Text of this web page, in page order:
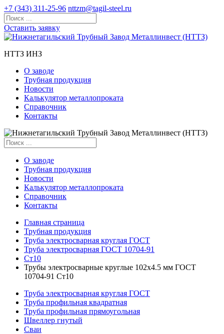
+7 (343) 311-25-96 nttzm@tagil-steel.ru
Оставить заявку
НТТЗ ИНЗ
О заводе
Трубная продукция
Новости
Калькулятор металлопроката
Справочник
Контакты
О заводе
Трубная продукция
Новости
Калькулятор металлопроката
Справочник
Контакты
Главная страница
Трубная продукция
Труба электросварная круглая ГОСТ
Труба электросварная ГОСТ 10704-91
Ст10
Трубы электросварные круглые 102x4.5 мм ГОСТ
10704-91 Ст10
Труба электросварная круглая ГОСТ
Труба профильная квадратная
Труба профильная прямоугольная
Швеллер гнутый
Сваи